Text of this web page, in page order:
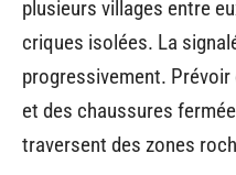
plusieurs villages entre
criques isolées. La
progressivement. Prévoir
et des chaussures
traversent des zones